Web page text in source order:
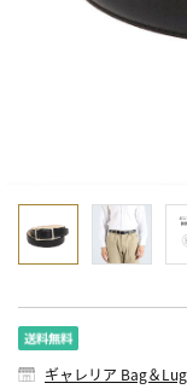
ギャレリア Bag＆